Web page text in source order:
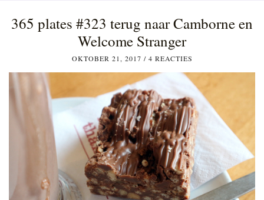
365 plates #323 terug naar Camborne en
Welcome Stranger
OKTOBER 21, 2017 / 4 REACTIES